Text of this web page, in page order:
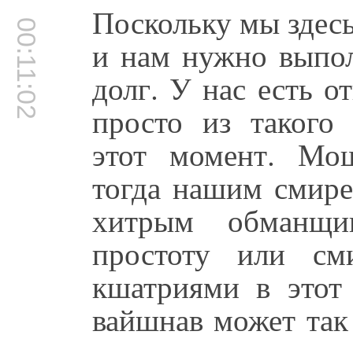
00:11:02 Поскольку мы
и нам нужно
долг. У нас есть
просто из
этот момент.
тогда нашим
хитрым
простоту или
кшатриями в
вайшнав может